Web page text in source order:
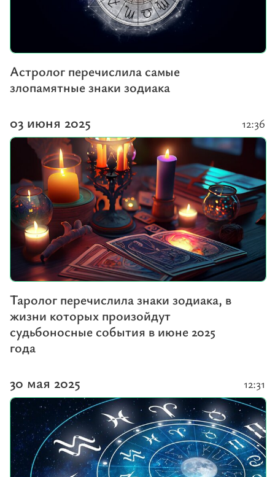
Астролог перечислила самые
злопамятные знаки зодиака
03 июня 2025
Таролог перечислила знаки зодиака, в
жизни которых произойдут
судьбоносные события в июне 2025
года
12:36
30 мая 2025 12:31